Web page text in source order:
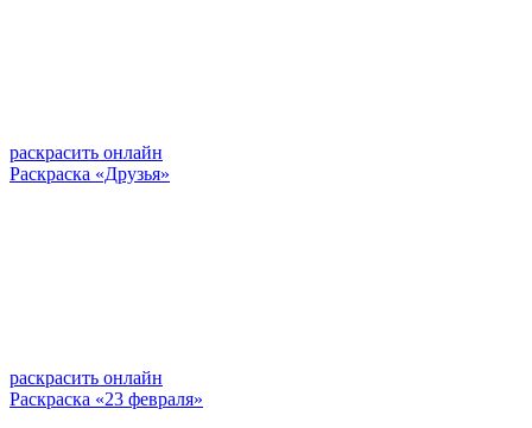
раскрасить онлайн
Раскраска «Друзья»
раскрасить онлайн
Раскраска «23 февраля»